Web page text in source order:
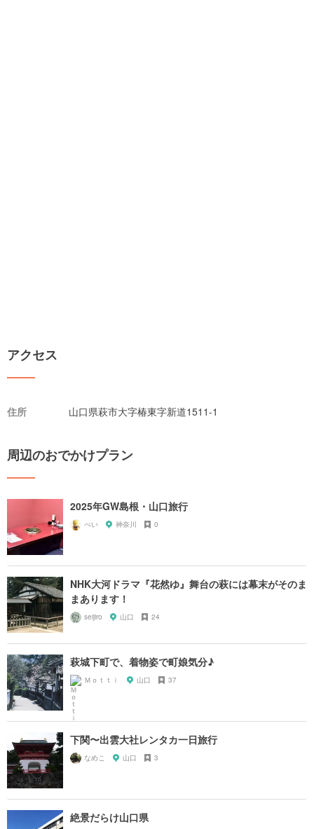
アクセス
住所 山口県萩市大字椿東字新道1511-1
周辺のおでかけプラン
2025年GW島根・山口旅行
ぺい 神奈川 0
NHK大河ドラマ『花然ゆ』舞台の萩には幕末がそのま
まあります！
seijiro 山口 24
萩城下町で、着物姿で町娘気分♪
Ｍｏｔｔｉ 山口 37
下関〜出雲大社レンタカ一日旅行
なめこ 山口 3
絶景だらけ山口県